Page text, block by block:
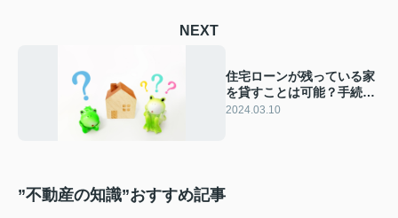
NEXT
住宅ローンが残っている家
を貸すことは可能？手続き
の方法や注意点を解説
2024.03.10
”不動産の知識”おすすめ記事